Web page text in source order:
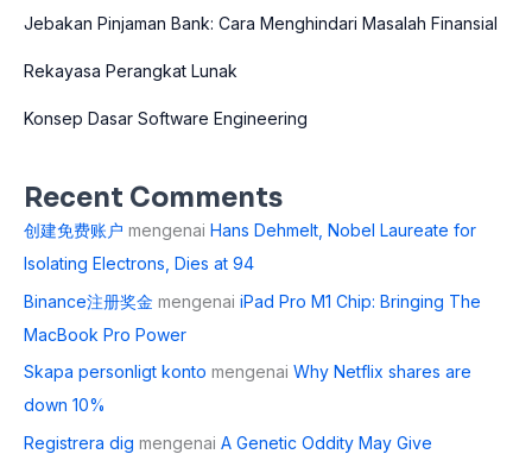
Jebakan Pinjaman Bank: Cara Menghindari Masalah Finansial
Rekayasa Perangkat Lunak
Konsep Dasar Software Engineering
Recent Comments
创建免费账户 mengenai Hans Dehmelt, Nobel Laureate for
Isolating Electrons, Dies at 94
Binance注册奖金 mengenai iPad Pro M1 Chip: Bringing The
MacBook Pro Power
Skapa personligt konto mengenai Why Netflix shares are
down 10%
Registrera dig mengenai A Genetic Oddity May Give